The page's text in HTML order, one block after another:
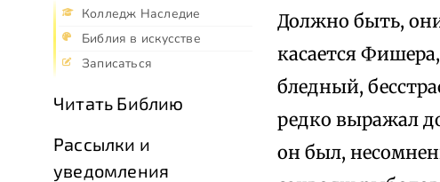
Колледж Наследие
Библия в искусстве
Записаться
Читать Библию
Рассылки и
уведомления
Должно быть,
касается
бледный,
редко выражал
он был,